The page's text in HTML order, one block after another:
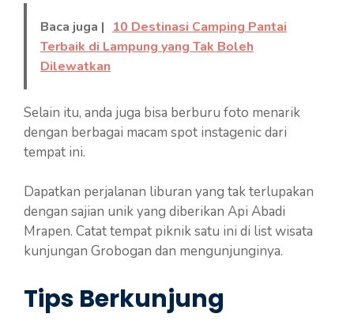
Baca juga | 10 Destinasi Camping Pantai
Terbaik di Lampung yang Tak Boleh
Dilewatkan
Selain itu, anda juga bisa berburu foto menarik
dengan berbagai macam spot instagenic dari
tempat ini.
Dapatkan perjalanan liburan yang tak terlupakan
dengan sajian unik yang diberikan Api Abadi
Mrapen. Catat tempat piknik satu ini di list wisata
kunjungan Grobogan dan mengunjunginya.
Tips Berkunjung